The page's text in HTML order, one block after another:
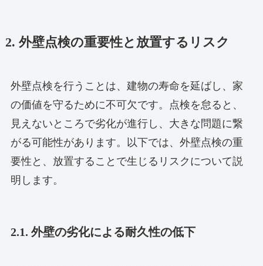
2. 外壁点検の重要性と放置するリスク
外壁点検を行うことは、建物の寿命を延ばし、家
の価値を守るために不可欠です。点検を怠ると、
見えないところで劣化が進行し、大きな問題に繋
がる可能性があります。以下では、外壁点検の重
要性と、放置することで生じるリスクについて説
明します。
2.1. 外壁の劣化による耐久性の低下